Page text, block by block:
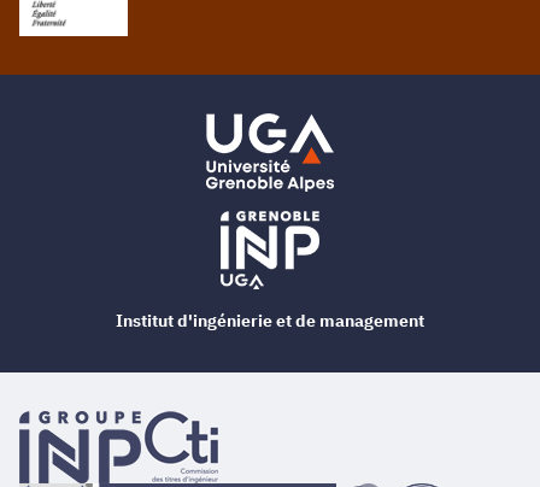
Institut d'ingénierie et de management